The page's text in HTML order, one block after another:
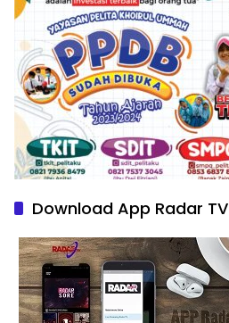
Download App Radar TV